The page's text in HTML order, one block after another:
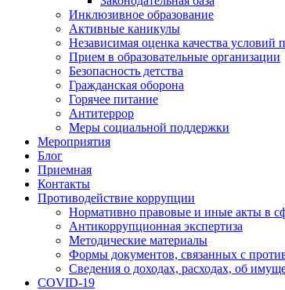
Инклюзивное образование
Активные каникулы
Независимая оценка качества условий
Прием в образовательные организации
Безопасность детства
Гражданская оборона
Горячее питание
Антитеррор
Меры социальной поддержки
Мероприятия
Блог
Приемная
Контакты
Противодействие коррупции
Нормативно правовые и иные акты в
Антикоррупционная экспертиза
Методические материалы
Формы документов, связанных с
Сведения о доходах, расходах, об
COVID-19